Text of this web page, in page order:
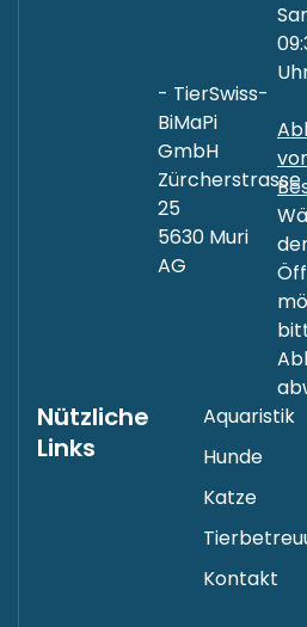
- TierSwiss-
BiMaPi
GmbH
Zürcherstrasse
25
5630 Muri
AG
Nützliche
Links
Aquaristik
Hunde
Katze
Kontakt